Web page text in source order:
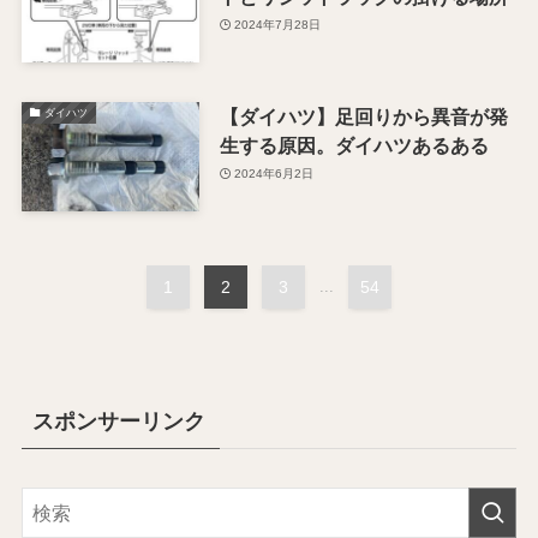
2024年7月28日
ダイハツ
【ダイハツ】足回りから異音が発
生する原因。ダイハツあるある
2024年6月2日
1 2 3 ... 54
スポンサーリンク